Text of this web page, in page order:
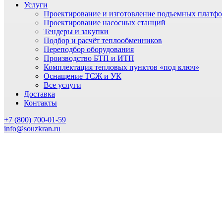
Услуги
Проектирование и изготовление подъемных
Проектирование насосных станций
Тендеры и закупки
Подбор и расчёт теплообменников
Переподбор оборудования
Производство БТП и ИТП
Комплектация тепловых пунктов «под ключ»
Оснащение ТСЖ и УК
Все услуги
Доставка
Контакты
+7 (800) 700-01-59
info@souzkran.ru